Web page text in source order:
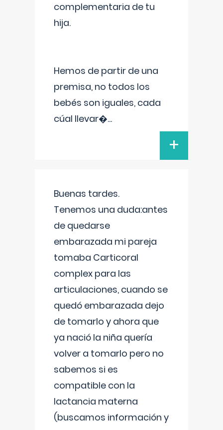
complementaria de tu
hija.
Hemos de partir de una
premisa, no todos los
bebés son iguales, cada
cúal llevar�...
+
Buenas tardes.
Tenemos una duda:antes
de quedarse
embarazada mi pareja
tomaba Carticoral
complex para las
articulaciones, cuando se
quedó embarazada dejo
de tomarlo y ahora que
ya nació la niña quería
volver a tomarlo pero no
sabemos si es
compatible con la
lactancia materna
(buscamos información y